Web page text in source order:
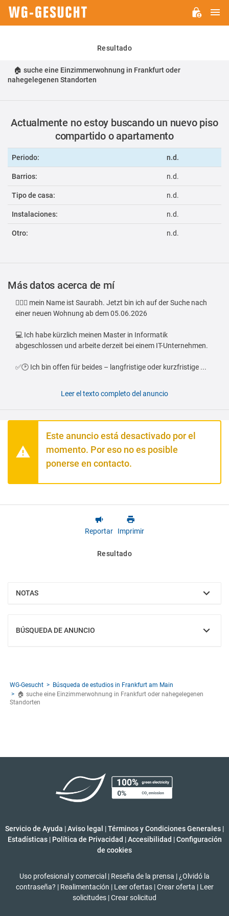
Resultado
🏠 suche eine Einzimmerwohnung in Frankfurt oder
nahegelegenen Standorten
Actualmente no estoy buscando un nuevo piso
compartido o apartamento
Periodo: n.d.
Barrios: n.d.
Tipo de casa: n.d.
Instalaciones: n.d.
Otro: n.d.
Más datos acerca de mí
🙋🏻‍♂️ mein Name ist Saurabh. Jetzt bin ich auf der Suche nach
einer neuen Wohnung ab dem 05.06.2026
💻 Ich habe kürzlich meinen Master in Informatik
abgeschlossen und arbeite derzeit bei einem IT-Unternehmen.
✅🕑 Ich bin offen für beides – langfristige oder kurzfristige ...
Leer el texto completo del anuncio
Este anuncio está desactivado por el
momento. Por eso no es posible
ponerse en contacto.
Reportar Imprimir
Resultado
NOTAS
MOSTRAR
BÚSQUEDA DE ANUNCIO
MOSTRAR
WG-Gesucht
Búsqueda de estudios in Frankfurt am Main
🏠 suche eine Einzimmerwohnung in Frankfurt oder nahegelegenen
Standorten
Servicio de Ayuda |Aviso legal |Términos y Condiciones Generales |
Estadísticas | Política de Privacidad | Accesibilidad | Configuración
de cookies
Uso profesional y comercial | Reseña de la prensa | ¿Olvidó la
contraseña? | Realimentación | Leer ofertas | Crear oferta | Leer
solicitudes |Crear solicitud